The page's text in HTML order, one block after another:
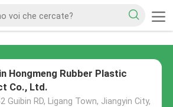
Hongmeng Rubber Plastic
Co., Ltd.
Guibin RD, Ligang Town, Jiangyin City,